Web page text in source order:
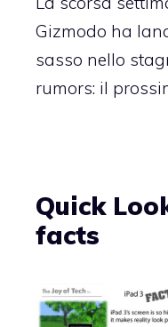
Gizmodo ha
sasso nello
rumors: il
Quick
facts